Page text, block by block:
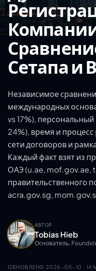
Сетапа и
Независимое
международных
vs 17%),
24%), время и процесс
сети договоров и
Каждый факт взят из
ОАЭ (u.ae, mof.gov.ae,
правительственного
acra.gov.sg,
АВТОР
Tobias Hieb
Основатель,
ОБНОВЛЕНО 2026-05-10 ·